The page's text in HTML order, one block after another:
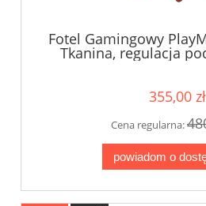
Fotel Gamingowy
Tkanina, regulacja
oparcia
355,00 zł
Cena regularna:
powiadom o